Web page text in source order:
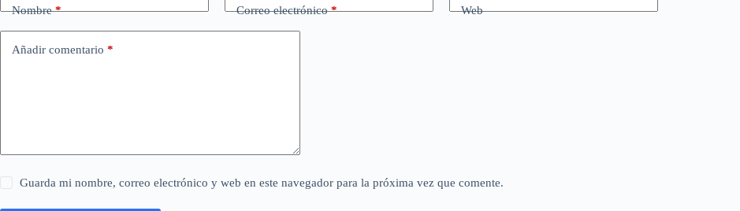
Nombre* Correo electrónico* Web
Añadir comentario *
Guarda mi nombre, correo electrónico y web en este navegador para la próxima vez que comente.